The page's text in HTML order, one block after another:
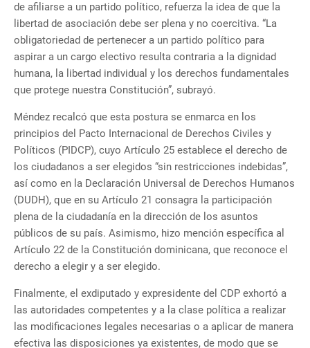
de afiliarse a un partido político, refuerza la idea de que la
libertad de asociación debe ser plena y no coercitiva. “La
obligatoriedad de pertenecer a un partido político para
aspirar a un cargo electivo resulta contraria a la dignidad
humana, la libertad individual y los derechos fundamentales
que protege nuestra Constitución”, subrayó.
Méndez recalcó que esta postura se enmarca en los
principios del Pacto Internacional de Derechos Civiles y
Políticos (PIDCP), cuyo Artículo 25 establece el derecho de
los ciudadanos a ser elegidos “sin restricciones indebidas”,
así como en la Declaración Universal de Derechos Humanos
(DUDH), que en su Artículo 21 consagra la participación
plena de la ciudadanía en la dirección de los asuntos
públicos de su país. Asimismo, hizo mención específica al
Artículo 22 de la Constitución dominicana, que reconoce el
derecho a elegir y a ser elegido.
Finalmente, el exdiputado y expresidente del CDP exhortó a
las autoridades competentes y a la clase política a realizar
las modificaciones legales necesarias o a aplicar de manera
efectiva las disposiciones ya existentes, de modo que se